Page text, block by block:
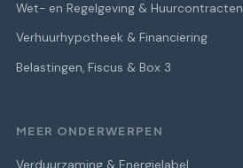
Wet- en Regelgeving & Huurcontracten
Verhuurhypotheek & Financiering
Belastingen, Fiscus & Box 3
MEER ONDERWERPEN